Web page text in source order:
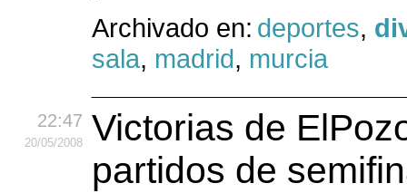
Archivado en: deportes,
sala, madrid, murcia
22:47
20/05/2008
Victorias de
partidos de